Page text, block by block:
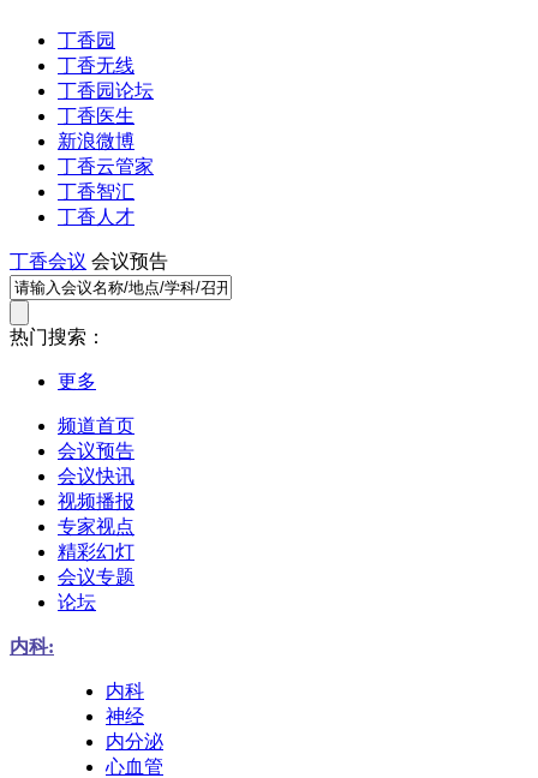
丁香园
丁香无线
丁香园论坛
丁香医生
新浪微博
丁香云管家
丁香智汇
丁香人才
丁香会议 会议预告
热门搜索：
更多
频道首页
会议预告
会议快讯
视频播报
专家视点
精彩幻灯
会议专题
论坛
内科:
内科
神经
内分泌
心血管